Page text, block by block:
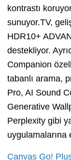
kontrastı
sunuyor.TV,
HDR10+
destekliyor.
Companion
tabanlı arama,
Pro, AI Sound
Generative
Perplexity gibi
uygulamalarına
Canvas Go!